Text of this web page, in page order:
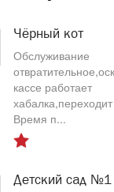
Чёрный кот
Обслуживание
кассе работает
Время п...
Детский сад №1